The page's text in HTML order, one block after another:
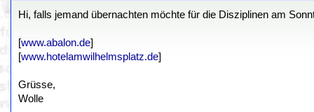
Hi, falls jemand übernachten möchte für die Disziplinen am
[www.abalon.de]
[www.hotelamwilhelmsplatz.de]
Grüsse,
Wolle